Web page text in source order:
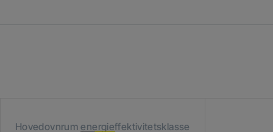
Hovedovnrum energieffektivitetsklasse